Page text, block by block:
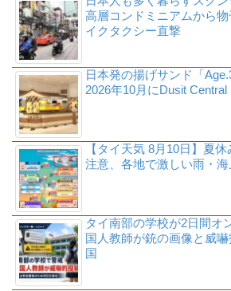
高層コンドミニアムから
イクタクシー直撃
日本発の揚げサンド「
2026年10月にDusit Central
【タイ天気 8月10日】夏
注意、各地で激しい雨・
タイ南部の学校が2日間オ
国人教師が銃の画像と威
国